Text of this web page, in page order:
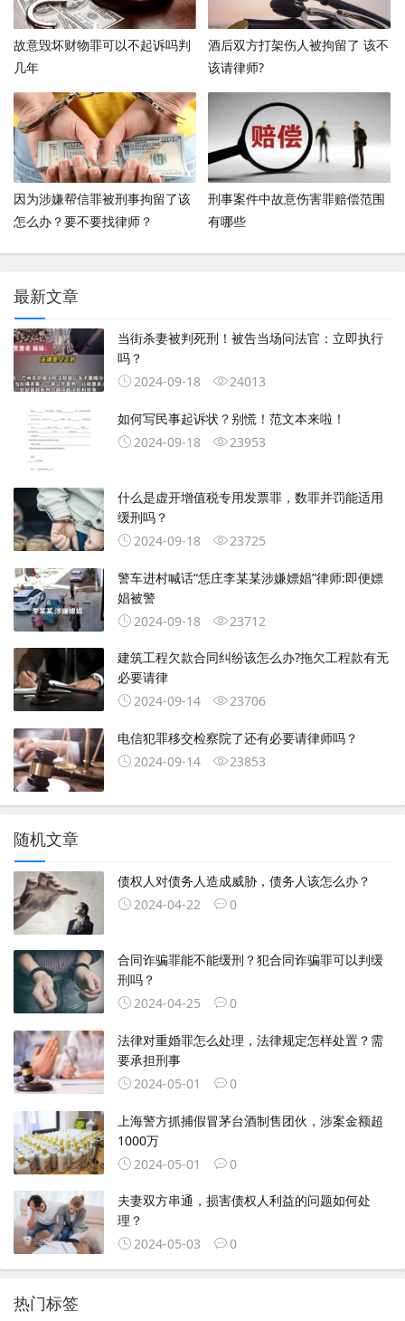
故意毁坏财物罪可以不起诉吗判
几年
酒后双方打架伤人被拘留了 该不
该请律师?
因为涉嫌帮信罪被刑事拘留了该
怎么办？要不要找律师？
刑事案件中故意伤害罪赔偿范围
有哪些
最新文章
当街杀妻被判死刑！被告当场问法官：立即执行
吗？
2024-09-18
24013
如何写民事起诉状？别慌！范文本来啦！
2024-09-18
23953
什么是虚开增值税专用发票罪，数罪并罚能适用
缓刑吗？
2024-09-18
23725
警车进村喊话“恁庄李某某涉嫌嫖娼”律师:即便嫖
娼被警
2024-09-18
23712
建筑工程欠款合同纠纷该怎么办?拖欠工程款有无
必要请律
2024-09-14
23706
电信犯罪移交检察院了还有必要请律师吗？
2024-09-14
23853
随机文章
债权人对债务人造成威胁，债务人该怎么办？
2024-04-22
0
合同诈骗罪能不能缓刑？犯合同诈骗罪可以判缓
刑吗？
2024-04-25
0
法律对重婚罪怎么处理，法律规定怎样处置？需
要承担刑事
2024-05-01
0
上海警方抓捕假冒茅台酒制售团伙，涉案金额超
1000万
2024-05-01
0
夫妻双方串通，损害债权人利益的问题如何处
理？
2024-05-03
0
热门标签